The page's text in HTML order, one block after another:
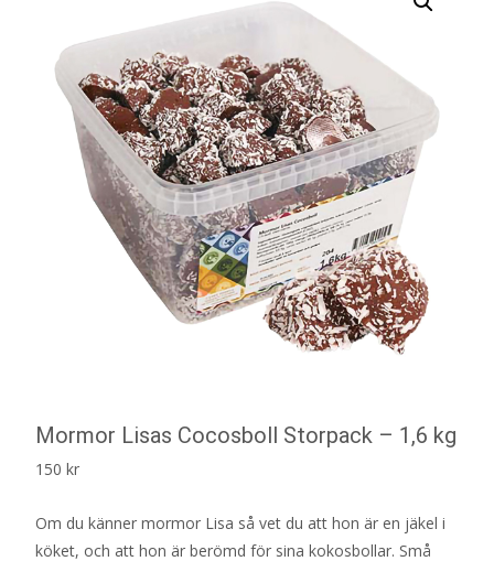
Mormor Lisas Cocosboll Storpack – 1,6 kg
150 kr
Om du känner mormor Lisa så vet du att hon är en jäkel i
köket, och att hon är berömd för sina kokosbollar. Små